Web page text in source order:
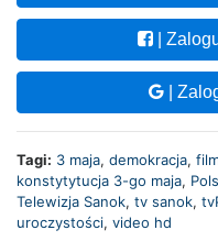
|
|
Tagi: 3 maja, demokracja,
konstytytucja 3-go maja,
Telewizja Sanok, tv sanok,
uroczystości, video hd